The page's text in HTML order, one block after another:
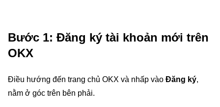
Bước 1: Đăng ký tài khoản mới trên
OKX
Điều hướng đến trang chủ OKX và nhấp vào Đăng ký,
nằm ở góc trên bên phải.